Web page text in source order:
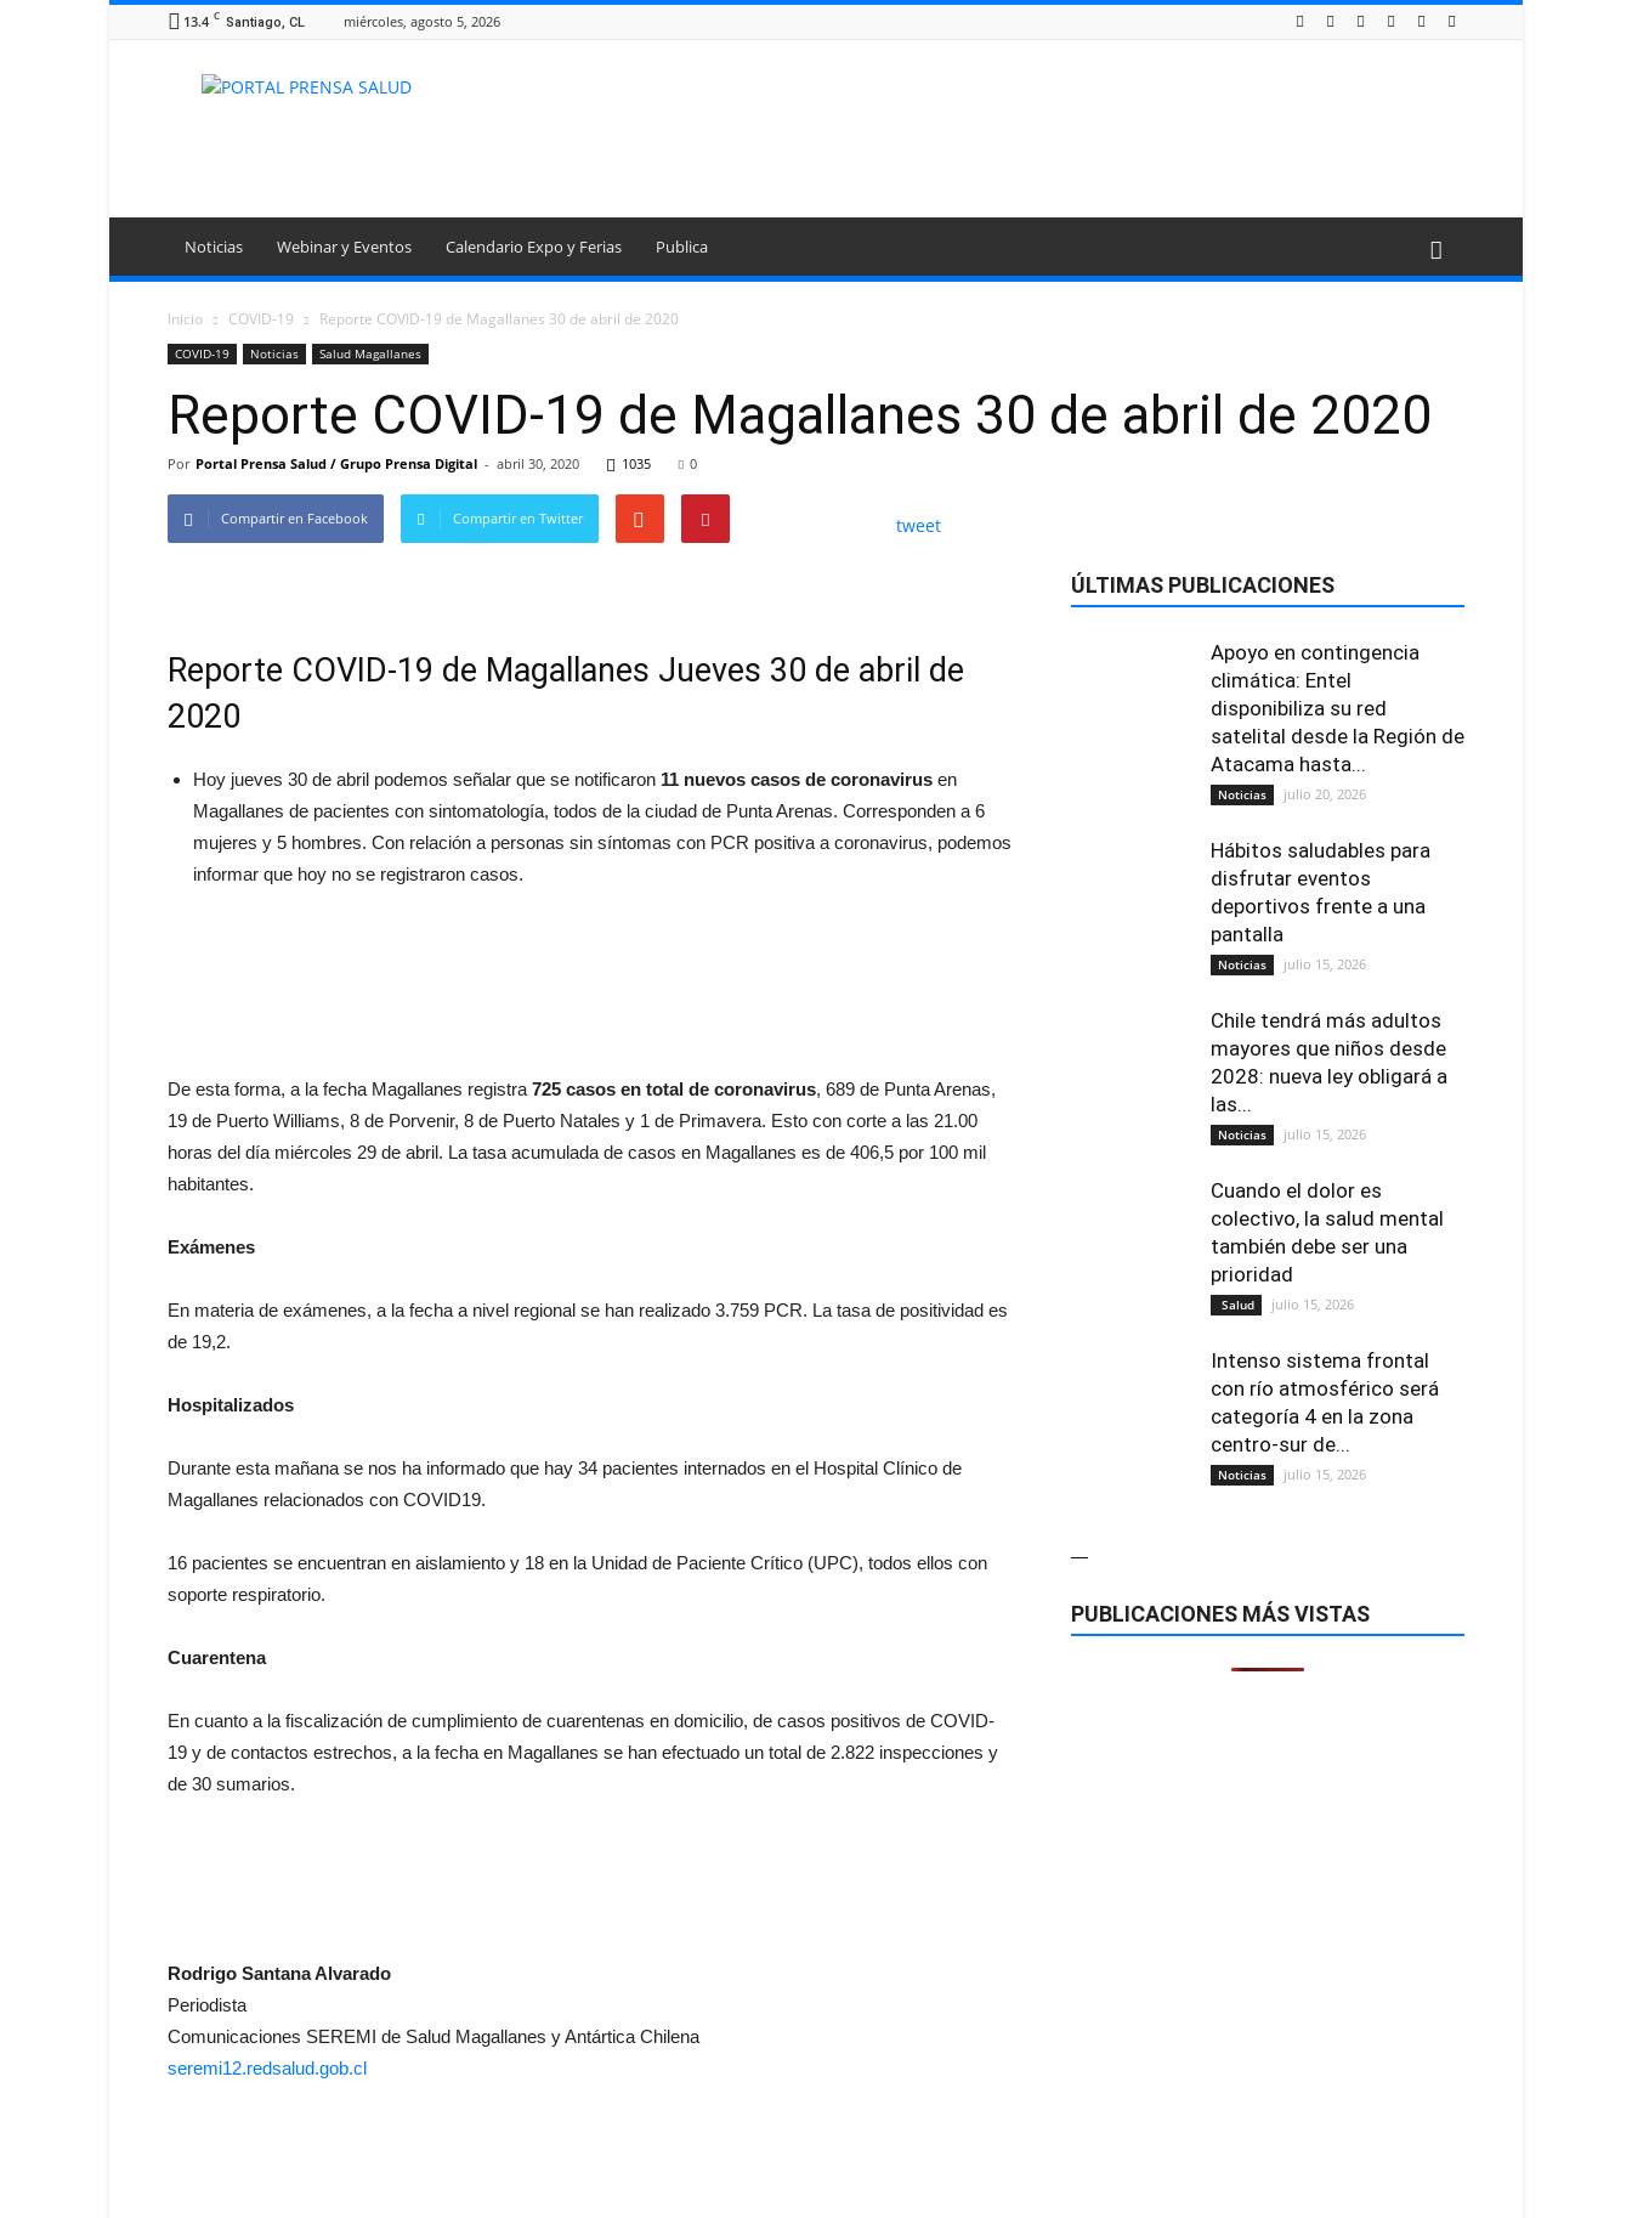
13.4 C Santiago, CL miércoles, agosto 5, 2026
Portal
Noticias Webinar y Eventos Calendario Expo y Ferias Publica
Inicio COVID-19 Reporte COVID-19 de Magallanes 30 de abril de 2020
COVID-19 Noticias Salud Magallanes
Reporte COVID-19 de Magallanes 30 de abril de 2020
Por Portal Prensa Salud / Grupo Prensa Digital - abril 30, 2020 1035 0
Compartir en Facebook Compartir en Twitter tweet
Reporte COVID-19 de Magallanes Jueves 30 de abril de
2020
Hoy jueves 30 de abril podemos señalar que se notificaron 11 nuevos casos de coronavirus en
Magallanes de pacientes con sintomatología, todos de la ciudad de Punta Arenas. Corresponden a 6
mujeres y 5 hombres. Con relación a personas sin síntomas con PCR positiva a coronavirus, podemos
informar que hoy no se registraron casos.
De esta forma, a la fecha Magallanes registra 725 casos en total de coronavirus, 689 de Punta Arenas,
19 de Puerto Williams, 8 de Porvenir, 8 de Puerto Natales y 1 de Primavera. Esto con corte a las 21.00
horas del día miércoles 29 de abril. La tasa acumulada de casos en Magallanes es de 406,5 por 100 mil
habitantes.
Exámenes
En materia de exámenes, a la fecha a nivel regional se han realizado 3.759 PCR. La tasa de positividad es
de 19,2.
Hospitalizados
Durante esta mañana se nos ha informado que hay 34 pacientes internados en el Hospital Clínico de
Magallanes relacionados con COVID19.
16 pacientes se encuentran en aislamiento y 18 en la Unidad de Paciente Crítico (UPC), todos ellos con
soporte respiratorio.
Cuarentena
En cuanto a la fiscalización de cumplimiento de cuarentenas en domicilio, de casos positivos de COVID-
19 y de contactos estrechos, a la fecha en Magallanes se han efectuado un total de 2.822 inspecciones y
de 30 sumarios.
Rodrigo Santana Alvarado
Periodista
Comunicaciones SEREMI de Salud Magallanes y Antártica Chilena
seremi12.redsalud.gob.cl
ÚLTIMAS PUBLICACIONES
Apoyo en contingencia
climática: Entel
disponibiliza su red
satelital desde la Región de
Atacama hasta...
Noticias julio 20, 2026
Hábitos saludables para
disfrutar eventos
deportivos frente a una
pantalla
Noticias julio 15, 2026
Chile tendrá más adultos
mayores que niños desde
2028: nueva ley obligará a
las...
Noticias julio 15, 2026
Cuando el dolor es
colectivo, la salud mental
también debe ser una
prioridad
Salud julio 15, 2026
Intenso sistema frontal
con río atmosférico será
categoría 4 en la zona
centro-sur de...
Noticias julio 15, 2026
—
PUBLICACIONES MÁS VISTAS